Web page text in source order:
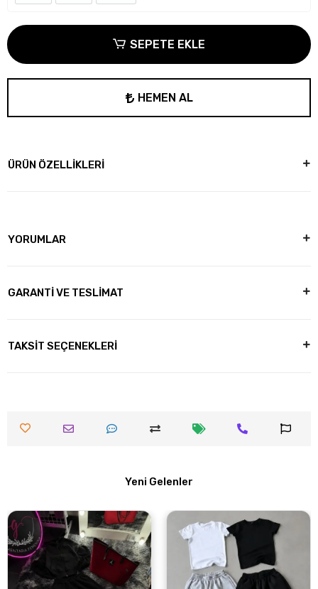
SEPETE EKLE
HEMEN AL
ÜRÜN ÖZELLİKLERİ
YORUMLAR
GARANTİ VE TESLİMAT
TAKSİT SEÇENEKLERİ
Yeni Gelenler